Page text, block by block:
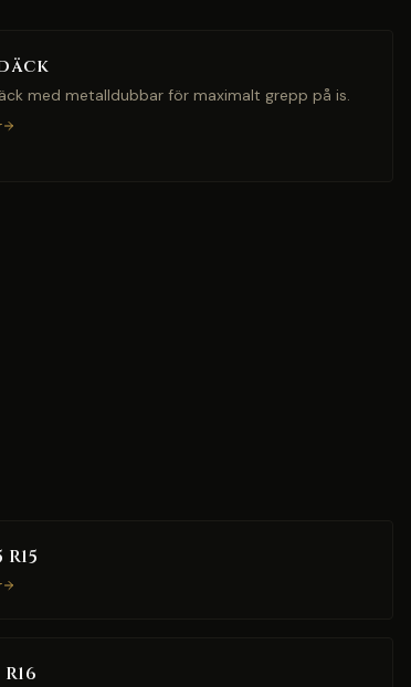
med metalldubbar för maximalt grepp på is.